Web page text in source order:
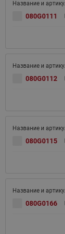
080G0111
080G0112
080G0115
080G0166